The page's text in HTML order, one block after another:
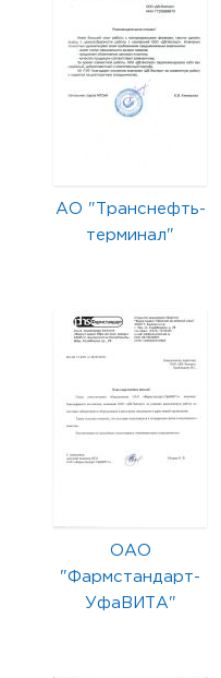
АО "Транснефть-
терминал"
ОАО
"Фармстандарт-
УфаВИТА"